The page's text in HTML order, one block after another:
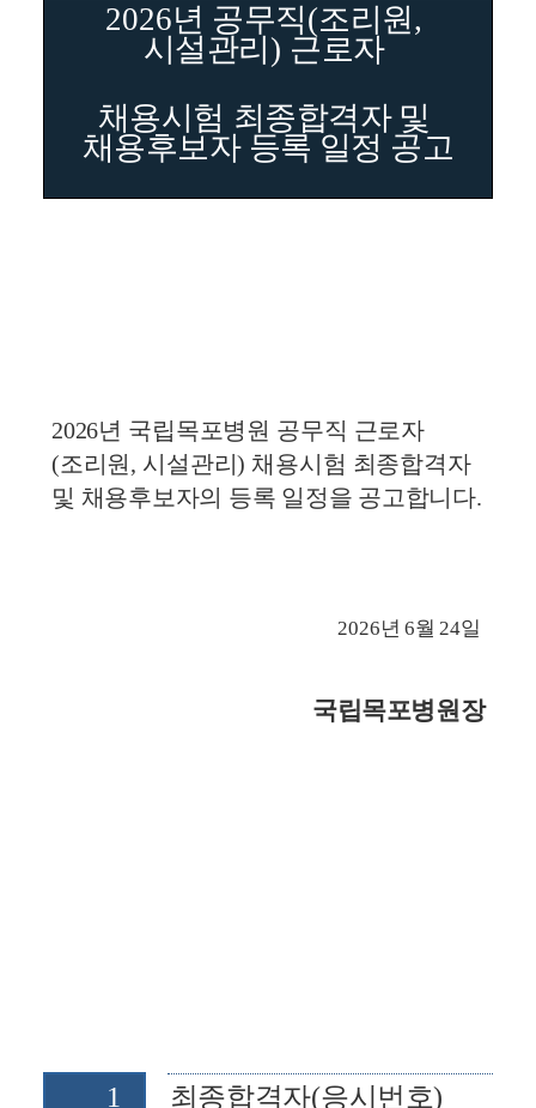
2026년 공무직(조리원
시설관리 ) 근로자
채용시험 최종합격자 및
채용후보자 등록 일정 공고
2026년 국립목포병원 공무직 근로자
(조리원 , 시설관리) 채용시험 최종합격자
및 채용후보자의 등록 일정을 공고합니다.
2026년 6월 24일
국립목포병원장
1 최종합격자(응시번호)